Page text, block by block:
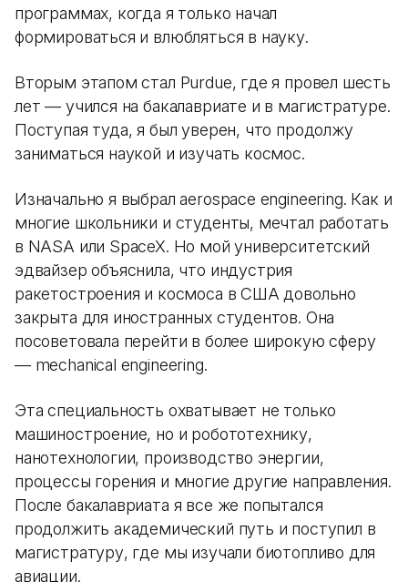
программах, когда я только начал
формироваться и влюбляться в науку.
Вторым этапом стал Purdue, где я провел шесть
лет — учился на бакалавриате и в магистратуре.
Поступая туда, я был уверен, что продолжу
заниматься наукой и изучать космос.
Изначально я выбрал aerospace engineering. Как и
многие школьники и студенты, мечтал работать
в NASA или SpaceX. Но мой университетский
эдвайзер объяснила, что индустрия
ракетостроения и космоса в США довольно
закрыта для иностранных студентов. Она
посоветовала перейти в более широкую сферу
— mechanical engineering.
Эта специальность охватывает не только
машиностроение, но и робототехнику,
нанотехнологии, производство энергии,
процессы горения и многие другие направления.
После бакалавриата я все же попытался
продолжить академический путь и поступил в
магистратуру, где мы изучали биотопливо для
авиации.